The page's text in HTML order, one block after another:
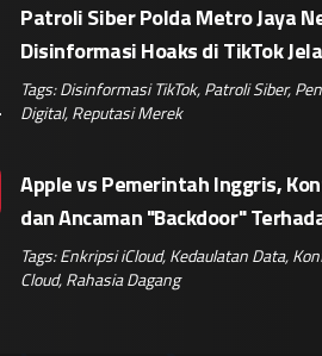
Patroli Siber Polda Metro Jaya
Disinformasi Hoaks di TikTok
Tags:Disinformasi TikTok,Patroli Siber,
Digital,Reputasi Merek
Apple vs Pemerintah Inggris,
dan Ancaman "Backdoor"
Tags:Enkripsi iCloud,Kedaulatan Data,
Cloud,Rahasia Dagang